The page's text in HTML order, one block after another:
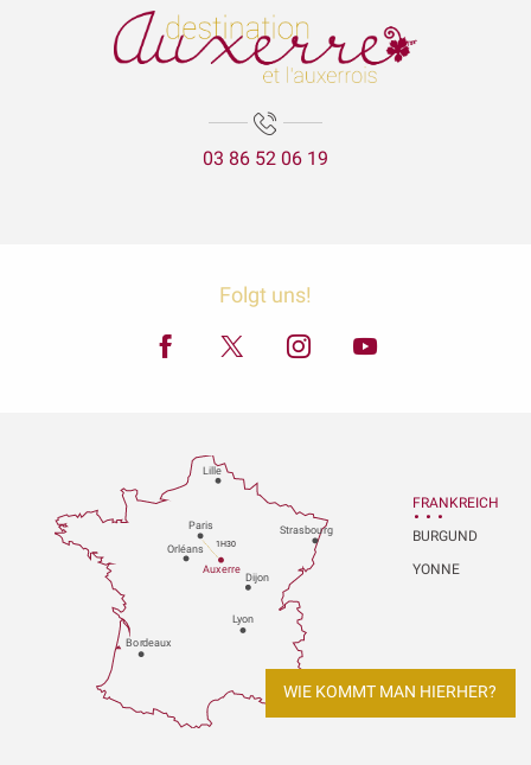
03 86 52 06 19
Folgt uns!
Paris
Dijon
Orléans
Bordeaux
Lyon
Auxerre
Strasbourg
Lille
1H30
FRANKREICH
BURGUND
YONNE
WIE KOMMT MAN HIERHER?